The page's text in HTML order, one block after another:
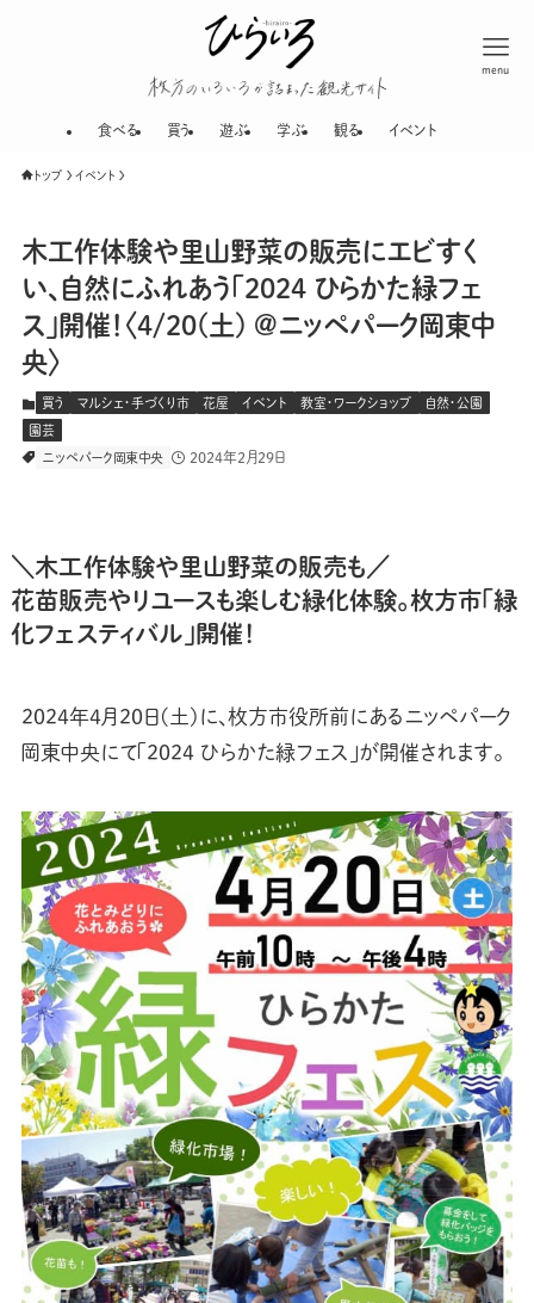
menu
食べる 買う 遊ぶ 学ぶ 観る イベント
トップ イベント
木工作体験や里山野菜の販売にエビすく
い、自然にふれあう「2024 ひらかた緑フェ
ス」開催！〈4/20(土) @ニッペパーク岡東中
央〉
買う マルシェ・手づくり市 花屋 イベント 教室・ワークショップ 自然・公園
園芸
ニッペパーク岡東中央 2024年2月29日
＼木工作体験や里山野菜の販売も／
花苗販売やリユースも楽しむ緑化体験。枚方市「緑
化フェスティバル」開催！
2024年4月20日(土)に、枚方市役所前にあるニッペパーク
岡東中央にて「2024 ひらかた緑フェス」が開催されます。